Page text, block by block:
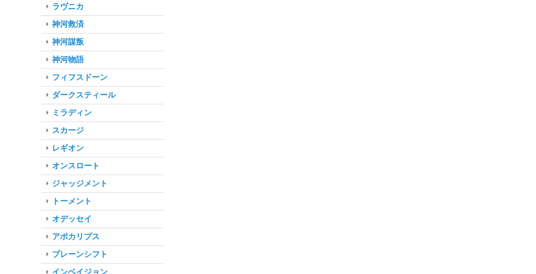
ラヴニカ
神河救済
神河謀叛
神河物語
フィフスドーン
ダークスティール
ミラディン
スカージ
レギオン
オンスロート
ジャッジメント
トーメント
オデッセイ
アポカリプス
プレーンシフト
インベイジョン